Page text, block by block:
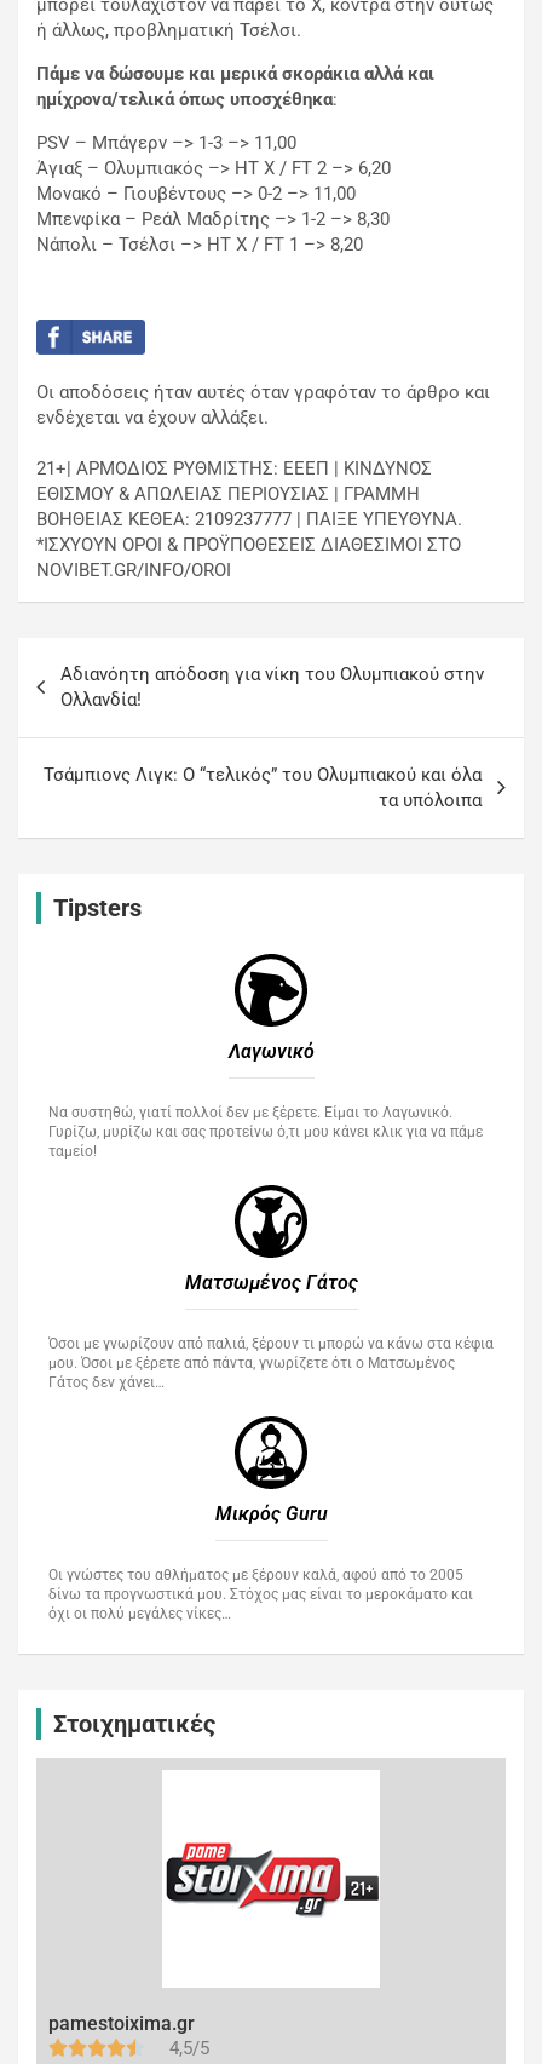
μπορεί τουλάχιστον να πάρει το Χ, κόντρα στην ούτως
ή άλλως, προβληματική Τσέλσι.
Πάμε να δώσουμε και μερικά σκοράκια αλλά και
ημίχρονα/τελικά όπως υποσχέθηκα:
PSV – Μπάγερν –> 1-3 –> 11,00
Άγιαξ – Ολυμπιακός –> ΗΤ Χ / FT 2 –> 6,20
Μονακό – Γιουβέντους –> 0-2 –> 11,00
Μπενφίκα – Ρεάλ Μαδρίτης –> 1-2 –> 8,30
Νάπολι – Τσέλσι –> HT X / FT 1 –> 8,20
Οι αποδόσεις ήταν αυτές όταν γραφόταν το άρθρο και
ενδέχεται να έχουν αλλάξει.
21+| ΑΡΜΟΔΙΟΣ ΡΥΘΜΙΣΤΗΣ: ΕΕΕΠ | ΚΙΝΔΥΝΟΣ
ΕΘΙΣΜΟΥ & ΑΠΩΛΕΙΑΣ ΠΕΡΙΟΥΣΙΑΣ | ΓΡΑΜΜΗ
ΒΟΗΘΕΙΑΣ ΚΕΘΕΑ: 2109237777 | ΠΑΙΞΕ ΥΠΕΥΘΥΝΑ.
*ΙΣΧΥΟΥΝ ΟΡΟΙ & ΠΡΟΫΠΟΘΕΣΕΙΣ ΔΙΑΘΕΣΙΜΟΙ ΣΤΟ
NOVIBET.GR/INFO/OROI
Αδιανόητη απόδοση για νίκη του Ολυμπιακού στην
Ολλανδία!
Τσάμπιονς Λιγκ: O “τελικός” του Ολυμπιακού και όλα
τα υπόλοιπα
Tipsters
Λαγωνικό
Να συστηθώ, γιατί πολλοί δεν με ξέρετε. Είμαι το Λαγωνικό.
Γυρίζω, μυρίζω και σας προτείνω ό,τι μου κάνει κλικ για να πάμε
ταμείο!
Ματσωμένος Γάτος​
Όσοι με γνωρίζουν από παλιά, ξέρουν τι μπορώ να κάνω στα κέφια
μου. Όσοι με ξέρετε από πάντα, γνωρίζετε ότι ο Ματσωμένος
Γάτος δεν χάνει…
Μικρός Guru​
Οι γνώστες του αθλήματος με ξέρουν καλά, αφού από το 2005
δίνω τα προγνωστικά μου. Στόχος μας είναι το μεροκάματο και
όχι οι πολύ μεγάλες νίκες…
Στοιχηματικές
pamestoixima.gr
4,5/5